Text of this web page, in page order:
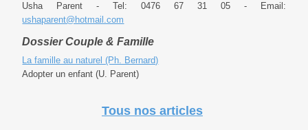
Usha Parent - Tel: 0476 67 31 05 - Email:
ushaparent@hotmail.com
Dossier Couple & Famille
La famille au naturel (Ph. Bernard)
Adopter un enfant (U. Parent)
Tous nos articles